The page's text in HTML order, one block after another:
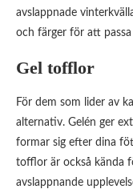
avslappnade
och färger för att
Gel tofflor
För dem som lider av
alternativ. Gelén ger
formar sig efter dina
tofflor är också kända
avslappnande